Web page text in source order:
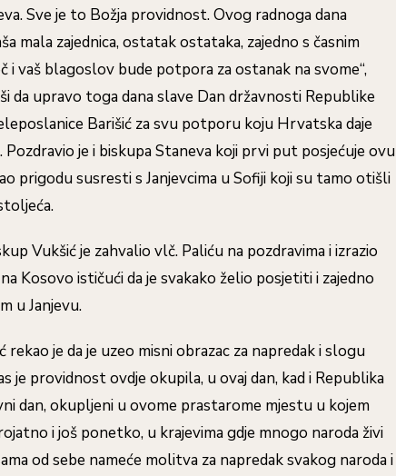
Sve je to Božja providnost. Ovog radnoga dana
mala zajednica, ostatak ostataka, zajedno s časnim
i vaš blagoslov bude potpora za ostanak na svome“,
da upravo toga dana slave Dan državnosti Republike
Barišić za svu potporu koju Hrvatska daje
je i biskupa Staneva koji prvi put posjećuje ovu
prigodu susresti s Janjevcima u Sofiji koji su tamo otišli
Vukšić je zahvalio vlč. Paliću na pozdravima i izrazio
Kosovo ističući da je svakako želio posjetiti i zajedno
u Janjevu.
je da je uzeo misni obrazac za napredak i slogu
je providnost ovdje okupila, u ovaj dan, kad i Republika
dan, okupljeni u ovome prastarome mjestu u kojem
i još ponetko, u krajevima gdje mnogo naroda živi
od sebe nameće molitva za napredak svakog naroda i